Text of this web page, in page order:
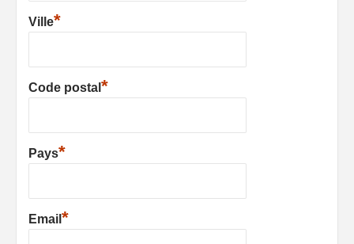
Ville*
Code postal *
Pays*
Email *